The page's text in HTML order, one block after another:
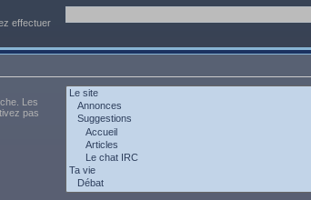
effectuer
Les
pas